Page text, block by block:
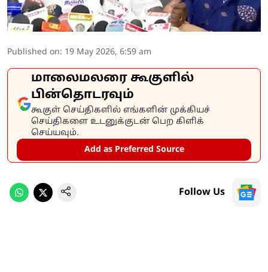
Published on: 19 May 2026, 6:59 am
மாலைமலரை கூகுளில்
பின்தொடரவும்
கூகுள் செய்திகளில் எங்களின் முக்கியச்
செய்திகளை உடனுக்குடன் பெற கிளிக்
செய்யவும்.
Add as Preferred Source
Follow Us